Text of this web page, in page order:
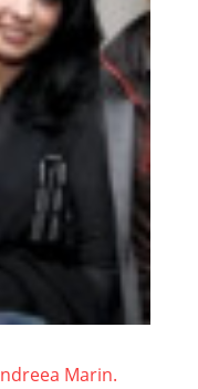
Marin.